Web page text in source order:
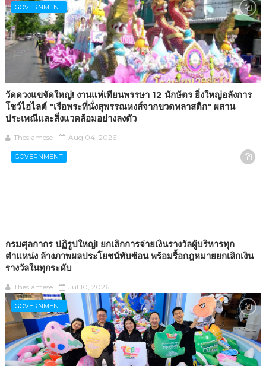
GOVERNMENT
วัดดวงแขจัดใหญ่! งานแห่เทียนพรรษา 12 นักษัตร ยิ่งใหญ่อลังการ
โชว์ไฮไลต์ "เรือพระที่นั่งสุพรรณหงส์จากขวดพลาสติก" ผสาน
ประเพณีและสิ่งแวดล้อมอย่างลงตัว
Thesiamese Aug 04, 2026
GOVERNMENT
กรมศุลกากร ปฏิรูปใหญ่! ยกเลิกการจ่ายเงินรางวัลผู้บริหารทุก
ตำแหน่ง ล้างภาพผลประโยชน์ทับซ้อน พร้อมรื้อกฎหมายยกเลิกเงิน
รางวัลในทุกระดับ
Thesiamese Jul 10, 2026
GOVERNMENT